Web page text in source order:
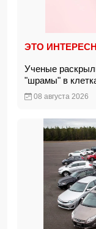
ЭТО
Ученые
"шрамы" в
08 августа 2026